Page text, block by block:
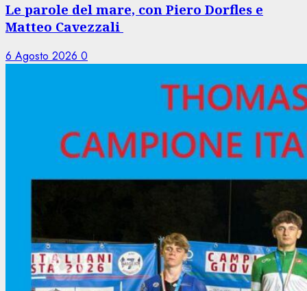
Le parole del mare, con Piero Dorfles e
Matteo Cavezzali
6 Agosto 2026 0